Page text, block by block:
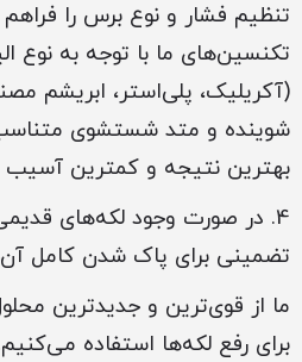
تنظیم فشار و نوع برس را
تکنسین‌های ما با توجه به نوع
(آکریلیک، پلی‌استر، ابریشم
شوینده و متد شستشوی متناسب
بهترین نتیجه و کمترین آسیب
4. در صورت وجود لکه‌های
تضمینی برای پاک شدن کامل
ما از قوی‌ترین و جدیدترین